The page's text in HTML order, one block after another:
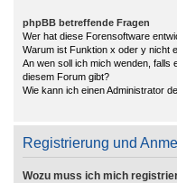
phpBB betreffende Fragen
Wer hat diese Forensoftware
Warum ist Funktion x oder y nicht
An wen soll ich mich wenden, falls
diesem Forum gibt?
Wie kann ich einen Administrator
Registrierung und
Wozu muss ich mich